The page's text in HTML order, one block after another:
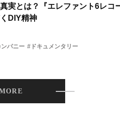
実とは？『エレファント6レコ
DIY精神
パニー #ドキュメンタリー